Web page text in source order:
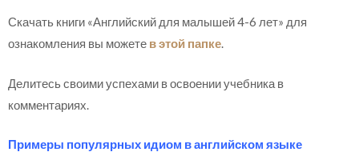
Скачать книги «Английский для малышей 4-6 лет» для
ознакомления вы можете в этой папке.
Делитесь своими успехами в освоении учебника в
комментариях.
Примеры популярных идиом в английском языке